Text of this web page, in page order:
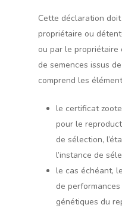
Cette déclaration
propriétaire ou
ou par le
de semences issus
comprend les
le certificat
pour le
de sélection,
l’instance de
le cas échéant,
de
génétiques du